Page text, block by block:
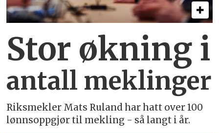
Stor økning i
antall meklinger
Riksmekler Mats Ruland har hatt over 100
lønnsoppgjør til mekling - så langt i år.